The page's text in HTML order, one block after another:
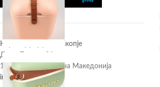
Карес Груп Дооел Скопје
Дичо Петров 3А
1000 Скопје, Северна Македонија
info@kares.mk